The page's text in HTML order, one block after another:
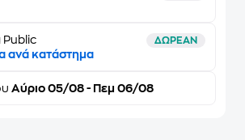
Public ΔΩΡΕΑΝ
ανά κατάστημα
Αύριο 05/08 - Πεμ 06/08